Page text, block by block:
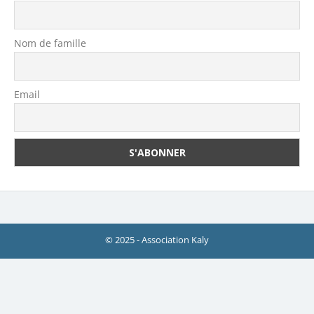
Nom de famille
Email
© 2025 - Association Kaly